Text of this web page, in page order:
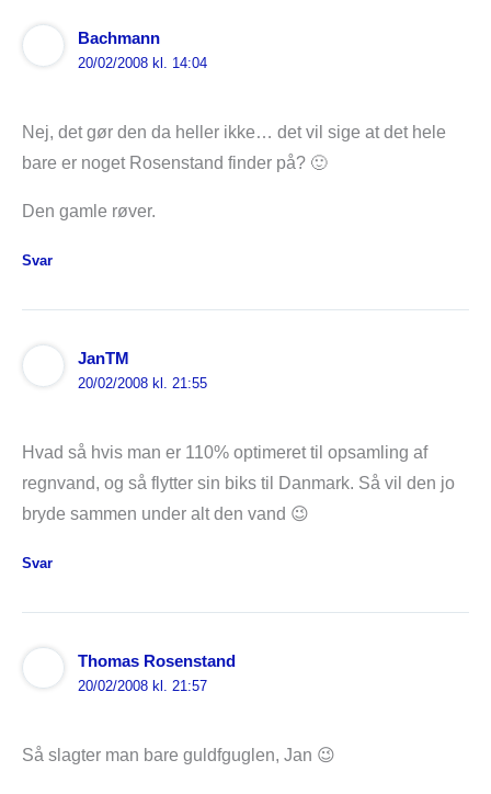
Bachmann
20/02/2008 kl. 14:04
Nej, det gør den da heller ikke… det vil sige at det hele
bare er noget Rosenstand finder på? 🙂
Den gamle røver.
Svar
JanTM
20/02/2008 kl. 21:55
Hvad så hvis man er 110% optimeret til opsamling af
regnvand, og så flytter sin biks til Danmark. Så vil den jo
bryde sammen under alt den vand 😉
Svar
Thomas Rosenstand
20/02/2008 kl. 21:57
Så slagter man bare guldfguglen, Jan 😉